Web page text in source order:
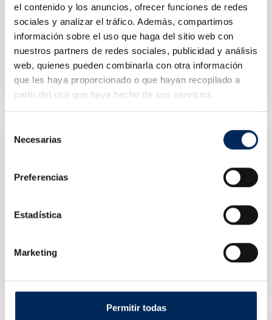
el contenido y los anuncios, ofrecer funciones de redes
sociales y analizar el tráfico. Además, compartimos
información sobre el uso que haga del sitio web con
nuestros partners de redes sociales, publicidad y análisis
web, quienes pueden combinarla con otra información
que les haya proporcionado o que hayan recopilado a
partir del uso que haya hecho de sus servicios.
Necesarias
Preferencias
Estadística
Marketing
Permitir todas
Endoscope
0/39-BE200
429,92 €Prix
Écran Endoscope
0/39-BE210
1 176,22 €Prix
91,26 €Prix 91,26 €Prix